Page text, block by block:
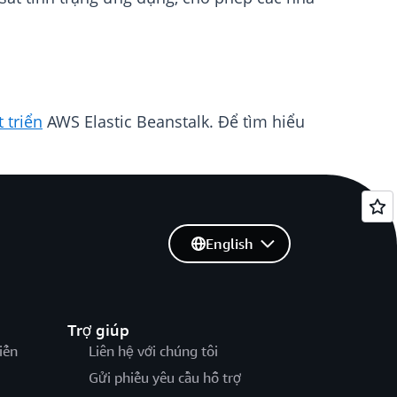
triển AWS Elastic Beanstalk. Để tìm hiểu
Trợ giúp
Liên hệ với chúng tôi
Gửi phiếu yêu cầu hỗ trợ
English